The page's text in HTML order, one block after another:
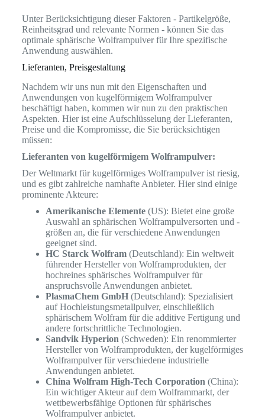
Unter Berücksichtigung dieser Faktoren - Partikelgröße,
Reinheitsgrad und relevante Normen - können Sie das
optimale sphärische Wolframpulver für Ihre spezifische
Anwendung auswählen.
Lieferanten, Preisgestaltung
Nachdem wir uns nun mit den Eigenschaften und
Anwendungen von kugelförmigem Wolframpulver
beschäftigt haben, kommen wir nun zu den praktischen
Aspekten. Hier ist eine Aufschlüsselung der Lieferanten,
Preise und die Kompromisse, die Sie berücksichtigen
müssen:
Lieferanten von kugelförmigem Wolframpulver:
Der Weltmarkt für kugelförmiges Wolframpulver ist riesig,
und es gibt zahlreiche namhafte Anbieter. Hier sind einige
prominente Akteure:
Amerikanische Elemente(US): Bietet eine große
Auswahl an sphärischen Wolframpulversorten und -
größen an, die für verschiedene Anwendungen
geeignet sind.
HC Starck Wolfram(Deutschland): Ein weltweit
führender Hersteller von Wolframprodukten, der
hochreines sphärisches Wolframpulver für
anspruchsvolle Anwendungen anbietet.
PlasmaChem GmbH(Deutschland): Spezialisiert
auf Hochleistungsmetallpulver, einschließlich
sphärischem Wolfram für die additive Fertigung und
andere fortschrittliche Technologien.
Sandvik Hyperion (Schweden): Ein renommierter
Hersteller von Wolframprodukten, der kugelförmiges
Wolframpulver für verschiedene industrielle
Anwendungen anbietet.
China Wolfram High-Tech Corporation (China):
Ein wichtiger Akteur auf dem Wolframmarkt, der
wettbewerbsfähige Optionen für sphärisches
Wolframpulver anbietet.